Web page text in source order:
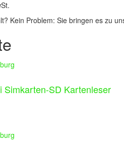
Kein Problem: Sie bringen es zu
Simkarten-SD Kartenleser